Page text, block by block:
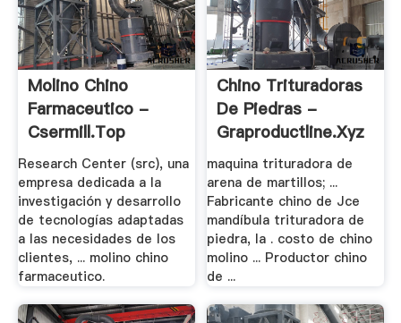
Molino Chino
Farmaceutico -
Csermill.top
Research Center (src), una
empresa dedicada a la
investigación y desarrollo
de tecnologías adaptadas
a las necesidades de los
clientes, ... molino chino
farmaceutico.
Chino Trituradoras
De Piedras -
Graproductline.xyz
maquina trituradora de
arena de martillos; ...
Fabricante chino de Jce
mandíbula trituradora de
piedra, la . costo de chino
molino ... Productor chino
de ...